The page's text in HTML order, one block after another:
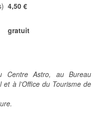
4,50 €
gratuit
Centre Astro, au Bureau
et à l’Office du Tourisme de